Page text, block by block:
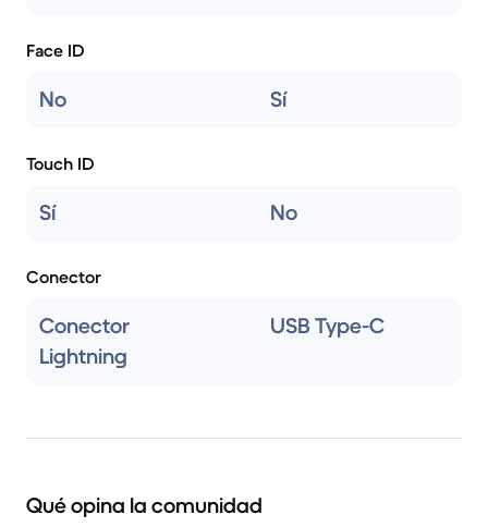
Face ID
No Sí
Touch ID
Sí No
Conector
Conector
Lightning
USB Type-C
Qué opina la comunidad